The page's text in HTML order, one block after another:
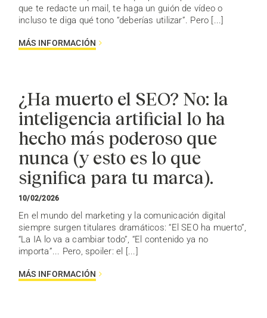
que te redacte un mail, te haga un guión de vídeo o
incluso te diga qué tono “deberías utilizar”. Pero [...]
MÁS INFORMACIÓN
¿Ha muerto el SEO? No: la
inteligencia artificial lo ha
hecho más poderoso que
nunca (y esto es lo que
significa para tu marca).
10/02/2026
En el mundo del marketing y la comunicación digital
siempre surgen titulares dramáticos: “El SEO ha muerto”,
“La IA lo va a cambiar todo”, “El contenido ya no
importa”... Pero, spoiler: el [...]
MÁS INFORMACIÓN